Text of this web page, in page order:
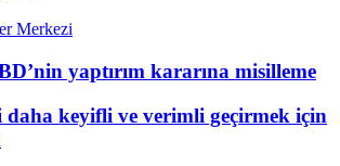
yaptırım kararına misilleme
daha keyifli ve verimli geçirmek için